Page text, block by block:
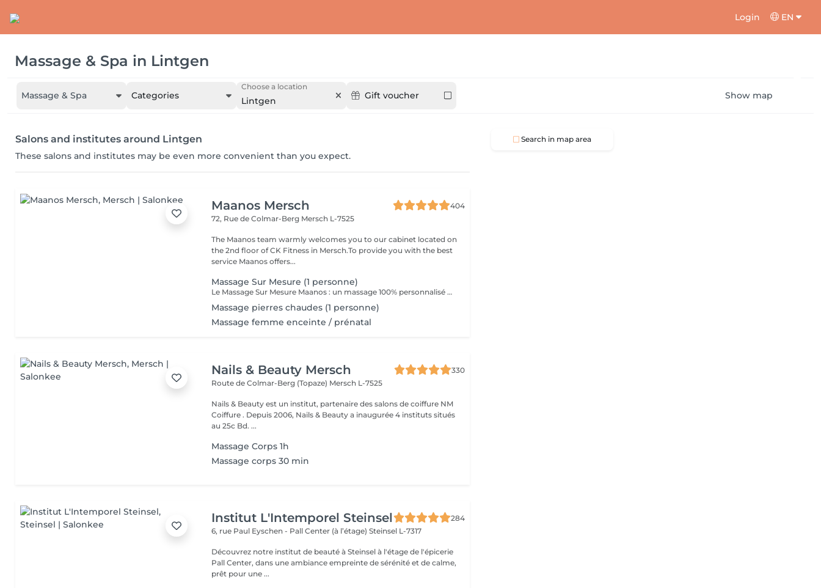
Login EN
Massage & Spa in Lintgen
Massage & Spa Categories
Choose a location
Lintgen Gift voucher Show map
Salons and institutes around Lintgen
These salons and institutes may be even more convenient than you expect.
Maanos Mersch
404
72, Rue de Colmar-Berg Mersch L-7525
The Maanos team warmly welcomes you to our cabinet located on
the 2nd floor of CK Fitness in Mersch.To provide you with the best
service Maanos offers...
Massage Sur Mesure (1 personne)
Le Massage Sur Mesure Maanos : un massage 100% personnalisé en fonction de vos besoins et de vos envies !
Massage pierres chaudes (1 personne)
Massage femme enceinte / prénatal
Nails & Beauty Mersch
330
Route de Colmar-Berg (Topaze) Mersch L-7525
Nails & Beauty est un institut, partenaire des salons de coiffure NM
Coiffure . Depuis 2006, Nails & Beauty a inaugurée 4 instituts situés
au 25c Bd. ...
Massage Corps 1h
Massage corps 30 min
Institut L'Intemporel Steinsel
284
6, rue Paul Eyschen - Pall Center (à l’étage)Steinsel L-7317
Découvrez notre institut de beauté à Steinsel à l'étage de l'épicerie
Pall Center, dans une ambiance empreinte de sérénité et de calme,
prêt pour une ...
Search in map area